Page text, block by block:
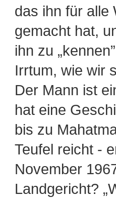
das ihn für alle
gemacht hat,
ihn zu
Irrtum, wie wir
Der Mann ist
hat eine
bis zu
Teufel reicht -
November
Landgericht?